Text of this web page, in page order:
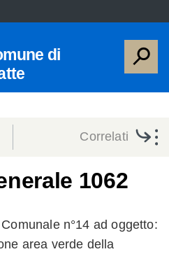
di
su
Correlati
1062
n°14 ad oggetto:
area verde della